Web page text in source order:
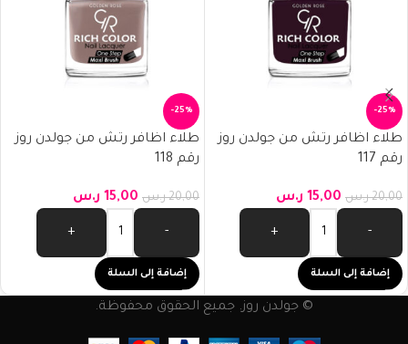
-25%
طلاء اظافر رتش من جولدن روز
رقم 117
20,00 ر.س 15,00 ر.س
-
+
إضافة إلى السلة
-25%
طلاء اظافر رتش من جولدن روز
رقم 118
20,00 ر.س 15,00 ر.س
-
+
إضافة إلى السلة
© جولدن روز. جميع الحقوق محفوظة.